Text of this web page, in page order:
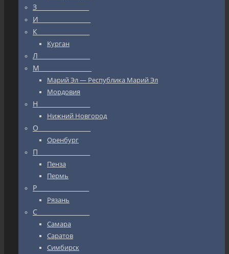
З_________________
И_________________
К_________________
Курган
Л_________________
М_________________
Марий Эл — Республика Марий Эл
Мордовия
Н_________________
Нижний Новгород
О_________________
Оренбург
П_________________
Пенза
Пермь
Р_________________
Рязань
С_________________
Самара
Саратов
Симбирск